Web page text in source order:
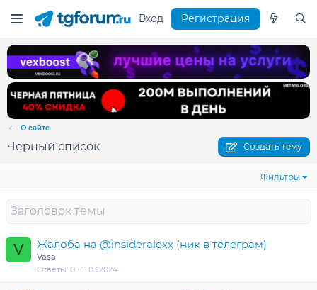
Вход Регистрация
О сайте
Черный список Создать тему
Фильтры
V Жалоба на @insideralexx (ник в телеграм)
Vasa
Ответы 0 11.03.2024